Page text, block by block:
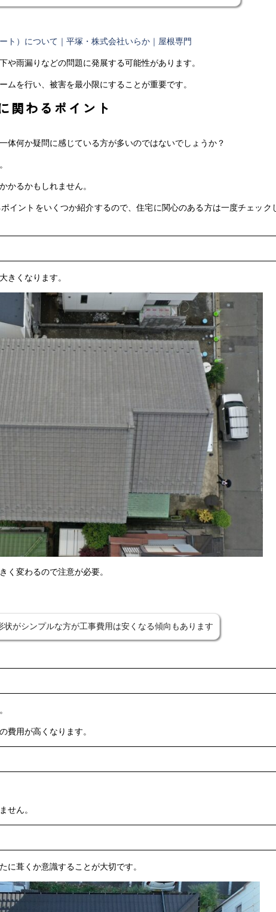
ト）について｜平塚・株式会社いらか｜屋根専門
雨漏りなどの問題に発展する可能性があります。
を行い、被害を最小限にすることが重要です。
関わるポイント
体何か疑問に感じている方が多いのではないでしょうか？
かるかもしれません。
イントをいくつか紹介するので、住宅に関心のある方は一度チェック
きくなります。
く変わるので注意が必要。
状がシンプルな方が工事費用は安くなる傾向もあります
費用が高くなります。
せん。
に葺くか意識することが大切です。